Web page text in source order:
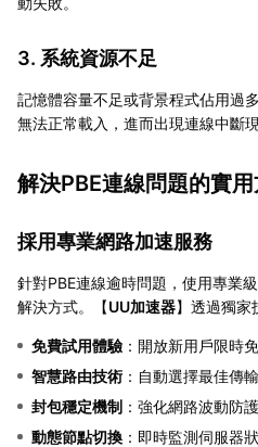
3. 系統資源不足
記憶體容量不足或背景程式佔用過
無法正常載入，進而出現連線中斷現
解決PBE連線問題的實
採用專業網路加速服務
針對PBE連線逾時問題，使用專業
解決方式。【UU加速器】透過獨家
免費試用體驗 ：開放新用戶限時
智慧路由技術 ：自動選擇最佳傳
封包穩定機制 ：強化網路波動防
動態節點切換 ：即時監測伺服器